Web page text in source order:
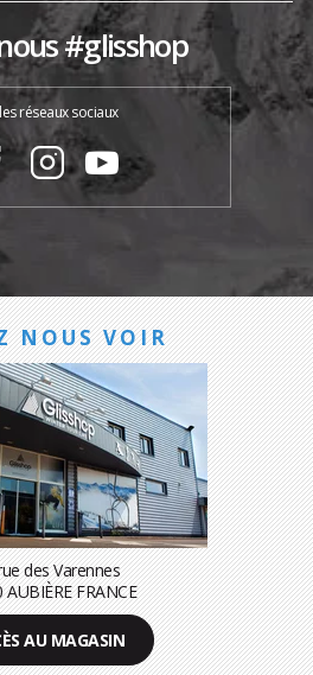
#glisshop
réseaux sociaux
NOUS VOIR
des Varennes
FRANCE
AU MAGASIN